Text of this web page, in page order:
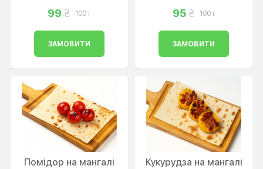
99 100 г
ЗАМОВИТИ
95 100 г
ЗАМОВИТИ
Помідор на мангалі Кукурудза на мангалі